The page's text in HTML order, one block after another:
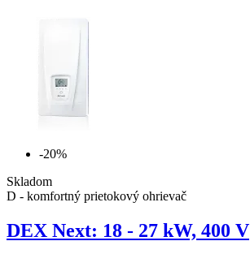
-20%
Skladom
D - komfortný prietokový ohrievač
DEX Next: 18 - 27 kW, 400 V